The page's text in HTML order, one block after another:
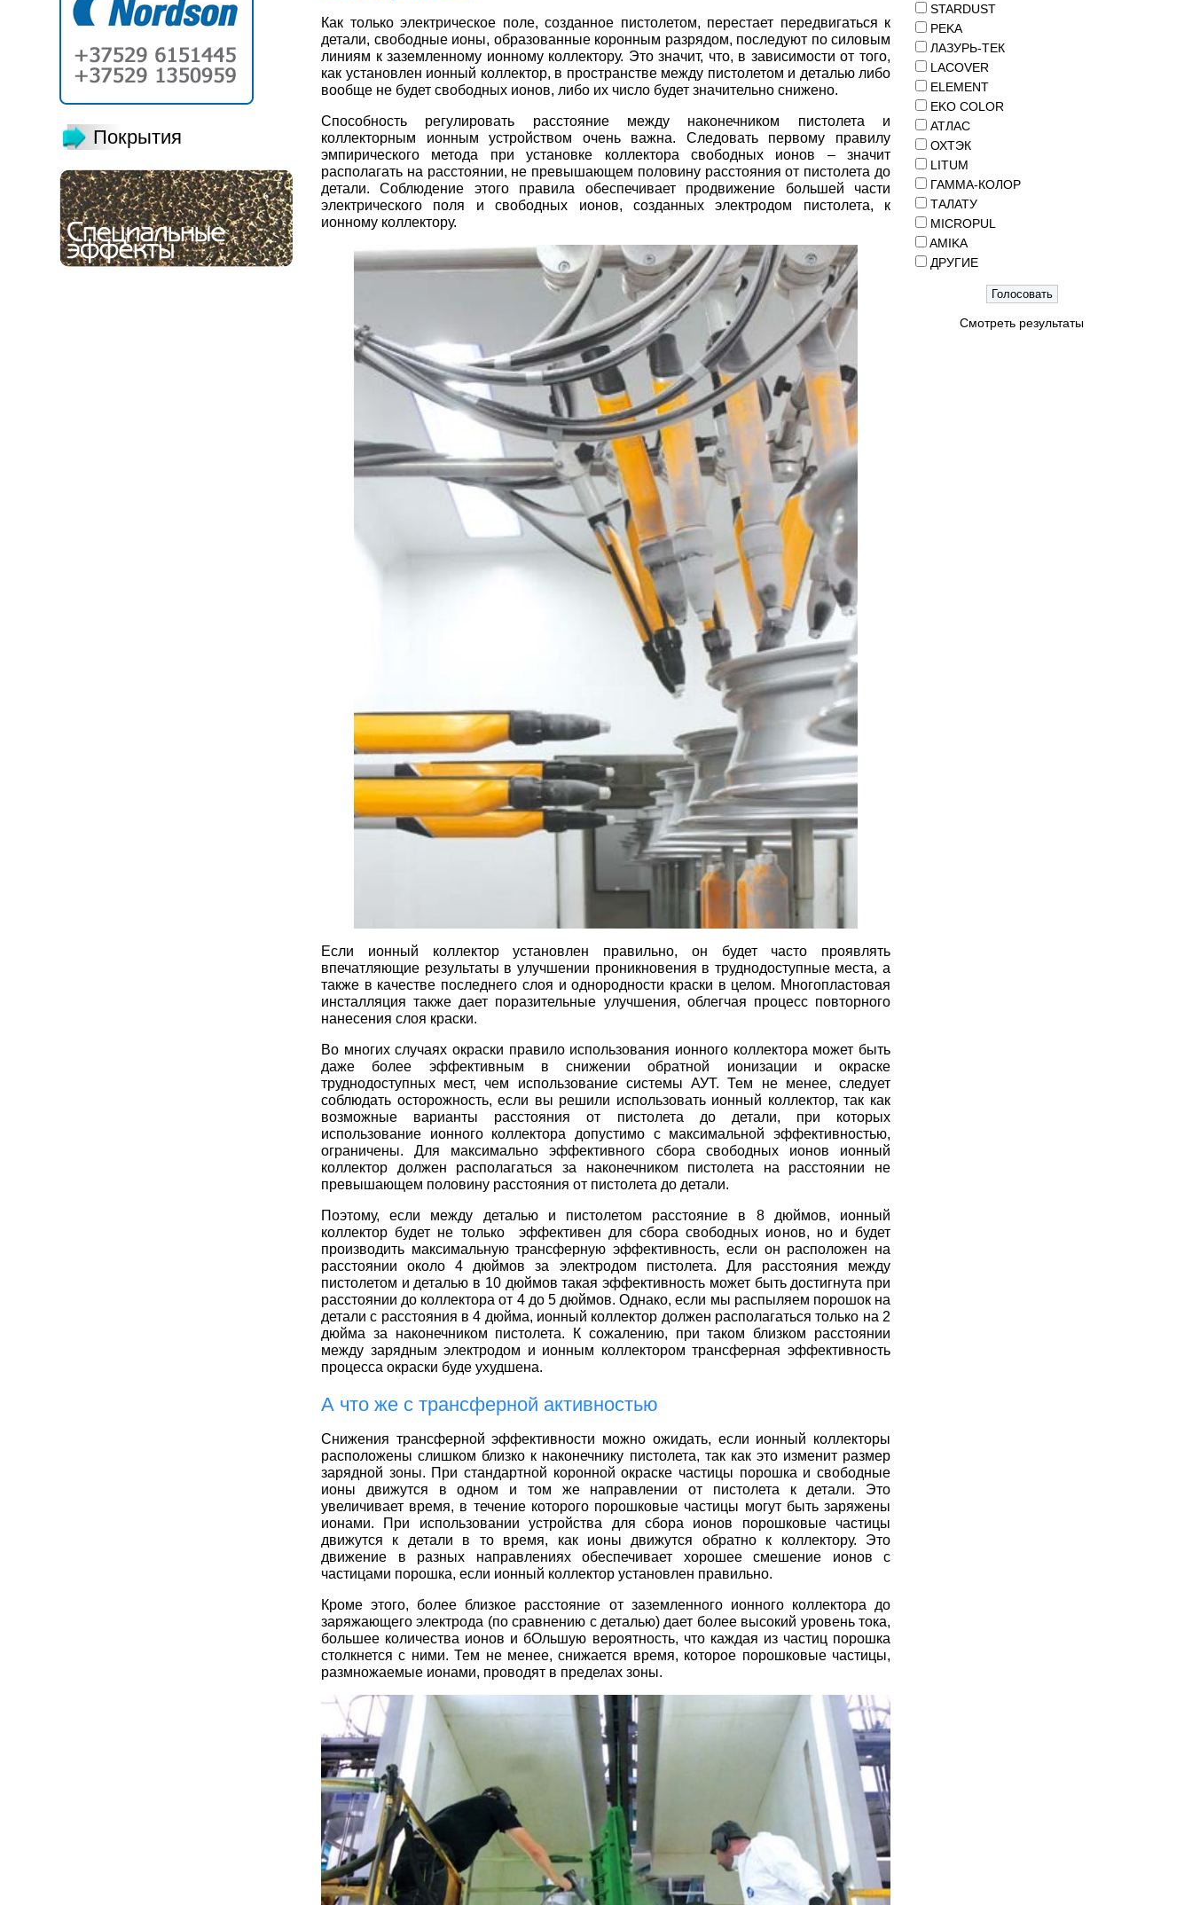
Покрытия
Как только электрическое поле, созданное пистолетом, перестает передвигаться к
детали, свободные ионы, образованные коронным разрядом, последуют по силовым
линиям к заземленному ионному коллектору. Это значит, что, в зависимости от того,
как установлен ионный коллектор, в пространстве между пистолетом и деталью либо
вообще не будет свободных ионов, либо их число будет значительно снижено.
Способность регулировать расстояние между наконечником пистолета и
коллекторным ионным устройством очень важна. Следовать первому правилу
эмпирического метода при установке коллектора свободных ионов – значит
располагать на расстоянии, не превышающем половину расстояния от пистолета до
детали. Соблюдение этого правила обеспечивает продвижение большей части
электрического поля и свободных ионов, созданных электродом пистолета, к
ионному коллектору.
Если ионный коллектор установлен правильно, он будет часто проявлять
впечатляющие результаты в улучшении проникновения в труднодоступные места, а
также в качестве последнего слоя и однородности краски в целом. Многопластовая
инсталляция также дает поразительные улучшения, облегчая процесс повторного
нанесения слоя краски.
Во многих случаях окраски правило использования ионного коллектора может быть
даже более эффективным в снижении обратной ионизации и окраске
труднодоступных мест, чем использование системы АУТ. Тем не менее, следует
соблюдать осторожность, если вы решили использовать ионный коллектор, так как
возможные варианты расстояния от пистолета до детали, при которых
использование ионного коллектора допустимо с максимальной эффективностью,
ограничены. Для максимально эффективного сбора свободных ионов ионный
коллектор должен располагаться за наконечником пистолета на расстоянии не
превышающем половину расстояния от пистолета до детали.
Поэтому, если между деталью и пистолетом расстояние в 8 дюймов, ионный
коллектор будет не только эффективен для сбора свободных ионов, но и будет
производить максимальную трансферную эффективность, если он расположен на
расстоянии около 4 дюймов за электродом пистолета. Для расстояния между
пистолетом и деталью в 10 дюймов такая эффективность может быть достигнута при
расстоянии до коллектора от 4 до 5 дюймов. Однако, если мы распыляем порошок на
детали с расстояния в 4 дюйма, ионный коллектор должен располагаться только на 2
дюйма за наконечником пистолета. К сожалению, при таком близком расстоянии
между зарядным электродом и ионным коллектором трансферная эффективность
процесса окраски буде ухудшена.
А что же с трансферной активностью
Снижения трансферной эффективности можно ожидать, если ионный коллекторы
расположены слишком близко к наконечнику пистолета, так как это изменит размер
зарядной зоны. При стандартной коронной окраске частицы порошка и свободные
ионы движутся в одном и том же направлении от пистолета к детали. Это
увеличивает время, в течение которого порошковые частицы могут быть заряжены
ионами. При использовании устройства для сбора ионов порошковые частицы
движутся к детали в то время, как ионы движутся обратно к коллектору. Это
движение в разных направлениях обеспечивает хорошее смешение ионов с
частицами порошка, если ионный коллектор установлен правильно.
Кроме этого, более близкое расстояние от заземленного ионного коллектора до
заряжающего электрода (по сравнению с деталью) дает более высокий уровень тока,
большее количества ионов и бОльшую вероятность, что каждая из частиц порошка
столкнется с ними. Тем не менее, снижается время, которое порошковые частицы,
размножаемые ионами, проводят в пределах зоны.
STARDUST
PEKA
ЛАЗУРЬ-ТЕК
LACOVER
ELEMENT
EKO COLOR
АТЛАС
ОХТЭК
LITUM
ГАММА-КОЛОР
ТАЛАТУ
MICROPUL
AMIKA
ДРУГИЕ
Смотреть результаты